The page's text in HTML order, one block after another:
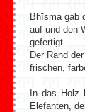
Bhīṣma gab
auf und den
gefertigt.
Der Rand
frischen,
In das Holz
Elefanten,